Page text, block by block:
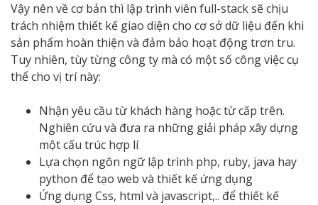
Vậy nên về cơ bản thì lập trình viên full-stack sẽ chịu
trách nhiệm thiết kế giao diện cho cơ sở dữ liệu đến khi
sản phẩm hoàn thiện và đảm bảo hoạt động trơn tru.
Tuy nhiên, tùy từng công ty mà có một số công việc cụ
thể cho vị trí này:
Nhận yêu cầu từ khách hàng hoặc từ cấp trên.
Nghiên cứu và đưa ra những giải pháp xây dựng
một cấu trúc hợp lí
Lựa chọn ngôn ngữ lập trình php, ruby, java hay
python để tạo web và thiết kế ứng dụng
Ứng dụng Css, html và javascript,.. để thiết kế